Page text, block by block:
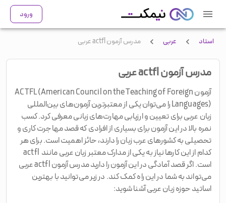
ورود
استاد عربی مدرس آزمون actfl عربی
مدرس آزمون actfl عربی
آزمون ACTFL (American Council on the Teaching of Foreign
Languages) را می‌توان یکی از معتبرترین آزمون‌های بین‌المللی
زبان عربی برای تعیین و ارزیابی مهارت‌های زبانی معرفی کرد. کسب
نمره بالا در این آزمون برای بسیاری از افرادی که قصد مهاجرت کاری و
تحصیلی به کشورهای عرب زبان را دارند، حائز اهمیت است. برای هر
کدام از این کارها نیاز به یکی از مدارک معتبر زبان عربی مانند actfl
است. اگر قصد آمادگی در این آزمون را دارید مدرس آزمون actfl عربی
می‌تواند به شما در این راه کمک کند. در زیر می‌توانید با بهترین
اساتید حوزه زبان عربی آشنا شوید: